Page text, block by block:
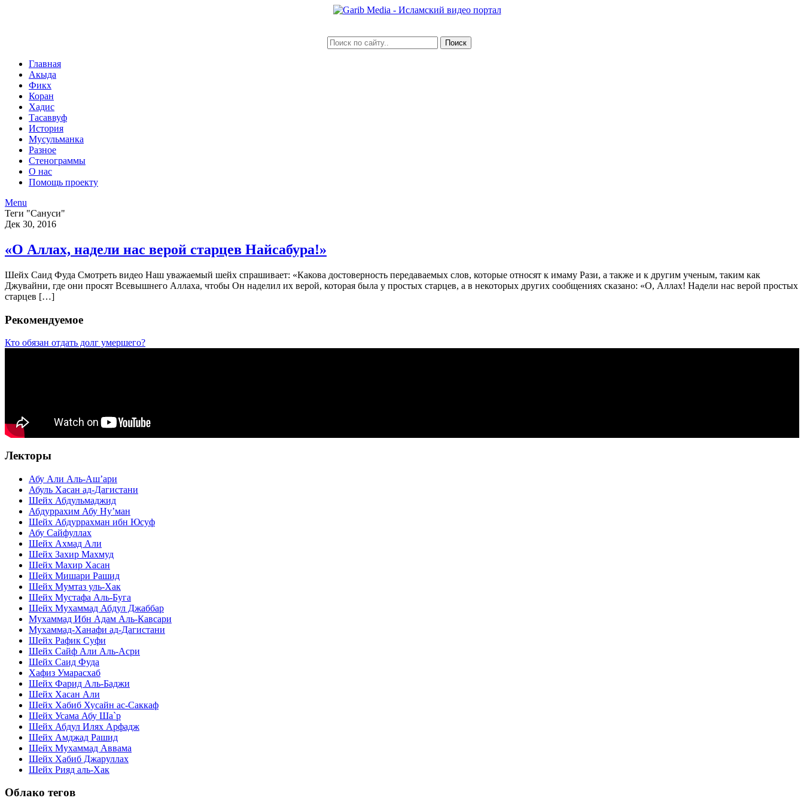
Главная
Акыда
Фикх
Коран
Хадис
Тасаввуф
История
Мусульманка
Разное
Стенограммы
О нас
Помощь проекту
Menu
Теги "Сануси"
Дек 30, 2016
«О Аллах, надели нас верой старцев Найсабура!»
Шейх Саид Фуда Смотреть видео Наш уважаемый шейх спрашивает: «Какова достоверность передаваемых слов, которые относят к имаму Рази, а также и к другим ученым, таким как
Джувайни, где они просят Всевышнего Аллаха, чтобы Он наделил их верой, которая была у простых старцев, а в некоторых других сообщениях сказано: «О, Аллах! Надели нас верой простых
старцев […]
Рекомендуемое
Кто обязан отдать долг умершего?
Лекторы
Абу Али Аль-Аш’ари
Абуль Хасан ад-Дагистани
Шейх Абдульмаджид
Абдуррахим Абу Ну’ман
Шейх Абдуррахман ибн Юсуф
Абу Сайфуллах
Шейх Ахмад Али
Шейх Захир Махмуд
Шейх Махир Хасан
Шейх Мишари Рашид
Шейх Мумтаз уль-Хак
Шейх Мустафа Аль-Буга
Шейх Мухаммад Абдул Джаббар
Мухаммад Ибн Адам Аль-Кавсари
Мухаммад-Ханафи ад-Дагистани
Шейх Рафик Суфи
Шейх Сайф Али Аль-Асри
Шейх Саид Фуда
Хафиз Умарасхаб
Шейх Фарид Аль-Баджи
Шейх Хасан Али
Шейх Хабиб Хусайн ас-Саккаф
Шейх Усама Абу Ша`р
Шейх Абдул Илях Арфадж
Шейх Амджад Рашид
Шейх Мухаммад Аввама
Шейх Хабиб Джаруллах
Шейх Рияд аль-Хак
Облако тегов